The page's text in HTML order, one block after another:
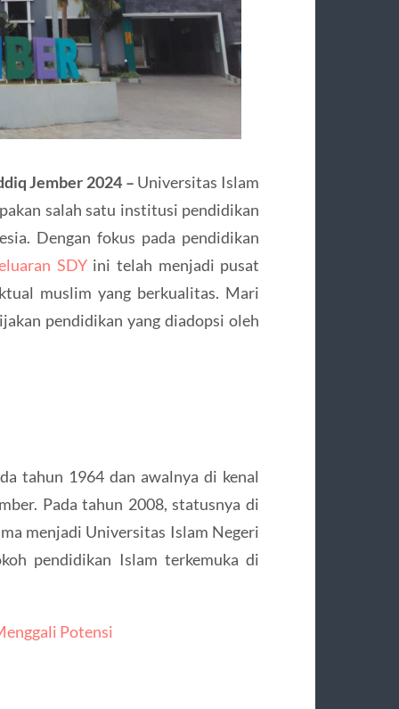
Jember 2024 – Universitas Islam
salah satu institusi pendidikan
Dengan fokus pada pendidikan
SDYini telah menjadi pusat
muslim yang berkualitas. Mari
pendidikan yang diadopsi oleh
tahun 1964 dan awalnya di kenal
Pada tahun 2008, statusnya di
menjadi Universitas Islam Negeri
pendidikan Islam terkemuka di
Potensi